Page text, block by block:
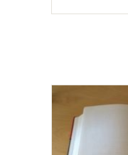
Typ